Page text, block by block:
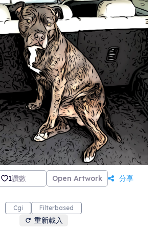
1讚數 Open Artwork 分享
Cgi Filterbased
重新載入